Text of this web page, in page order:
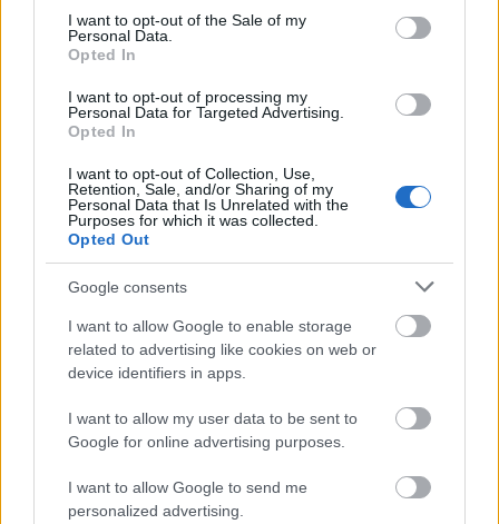
consent section.
I want to opt-out of the Sale of my
Personal Data.
Opted In
I want to opt-out of processing my
Personal Data for Targeted Advertising.
Opted In
I want to opt-out of Collection, Use,
Retention, Sale, and/or Sharing of my
Personal Data that Is Unrelated with the
Purposes for which it was collected.
Opted Out
Google consents
I want to allow Google to enable storage
related to advertising like cookies on web or
device identifiers in apps.
I want to allow my user data to be sent to
Google for online advertising purposes.
I want to allow Google to send me
personalized advertising.
természeti katasztrófák. Rendszeres
földrengésekkel, árvizekkel, tornádókkal vagy
vulkánkitörésekkel nem kell számolnunk.
Ám még így is megesett egyszer, hogy egy
komplett városunkat tette múlt időbe a
természet: az 1879-es árvíz szinte teljesen
elpusztította Szegedet. A beszámolók az egész
világot sokkolták.
Nem csak Európából és Észak-Amerikából,
de még Indiából és Kínából is jöttek
felajánlások az újjáépítéshez.
A romok helyén felhúzott város egészen